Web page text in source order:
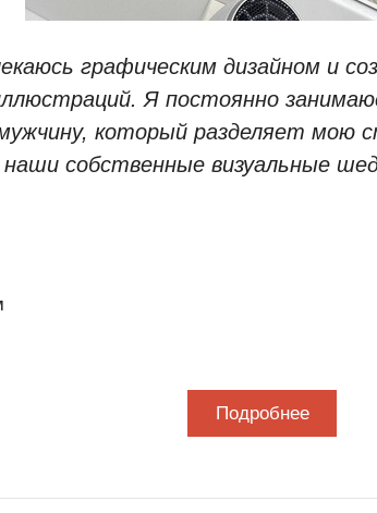
графическим дизайном и
Я постоянно
который разделяет мою
наши собственные визуальные
Подробнее